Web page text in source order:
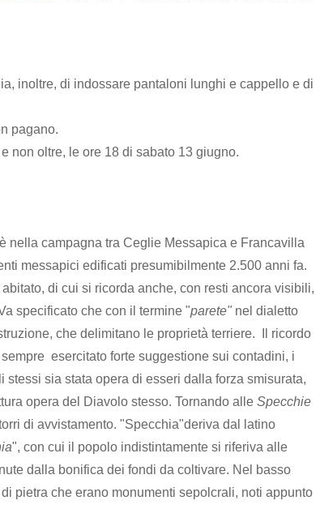
inoltre, di indossare pantaloni lunghi e cappello e di
pagano.
non oltre, le ore 18 di sabato 13 giugno.
nella campagna tra Ceglie Messapica e Francavilla
messapici edificati presumibilmente 2.500 anni fa.
di cui si ricorda anche, con resti ancora visibili,
specificato che con il termine "parete" nel dialetto
che delimitano le proprietà terriere. Il ricordo
esercitato forte suggestione sui contadini, i
sia stata opera di esseri dalla forza smisurata,
opera del Diavolo stesso. Tornando alle Specchie
di avvistamento. "Specchia"deriva dal latino
", con cui il popolo indistintamente si riferiva alle
dalla bonifica dei fondi da coltivare. Nel basso
pietra che erano monumenti sepolcrali, noti appunto